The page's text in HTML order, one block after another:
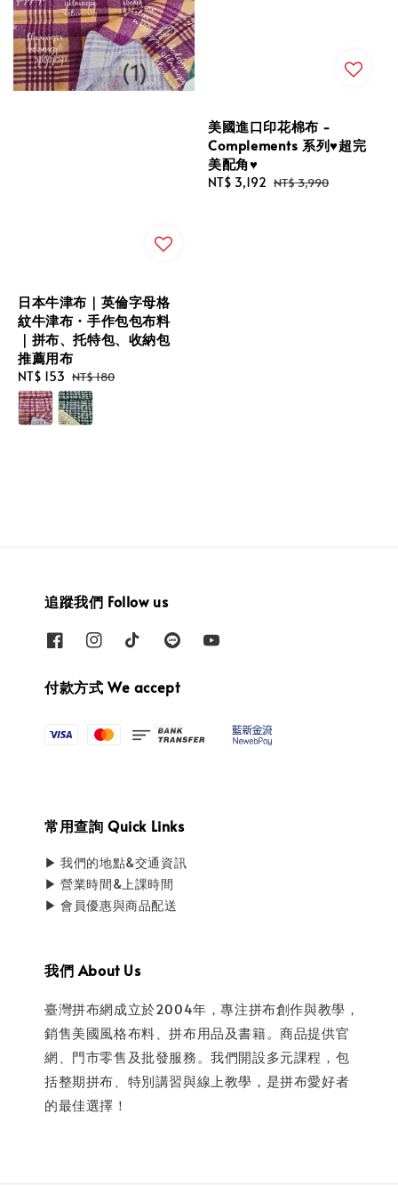
日本牛津布｜英倫字母格
紋牛津布・手作包包布料
｜拼布、托特包、收納包
推薦用布
Sale
price
NT$ 153 Regular
price
NT$ 180
美國進口印花棉布 -
Complements 系列♥️超完
美配角♥️
Sale
NT$ 3,192 Regular
NT$ 3,990
追蹤我們 Follow us
付款方式 We accept
常用查詢 Quick Links
▶ 我們的地點&交通資訊
▶ 營業時間&上課時間
▶ 會員優惠與商品配送
我們 About Us
臺灣拼布網成立於2004年，專注拼布創作與教學，
銷售美國風格布料、拼布用品及書籍。商品提供官
網、門市零售及批發服務。我們開設多元課程，包
括整期拼布、特別講習與線上教學，是拼布愛好者
的最佳選擇！